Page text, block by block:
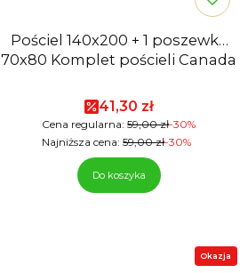
Pościel 140x200 + 1 poszewka
70x80 Komplet pościeli Canada
Cena promocyjna
41,30 zł
Cena regularna: 59,00 zł-30%
Najniższa cena: 59,00 zł-30%
Do koszyka
Okazja